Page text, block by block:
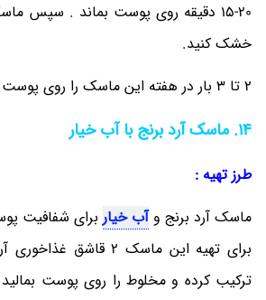
15-20 دقیقه روی پوست بماند . سپس
خشک کنید.
2 تا 3 بار در هفته این ماسک را روی پوست خود بگذارید.
14. ماسک آرد برنج با آب خیار
طرز تهیه :
ماسک آرد برنج وآب خیاربرای شفافیت
برای تهیه این ماسک 2 قاشق غذاخوری آرد برنج و آب
ترکیب کرده و مخلوط را روی پوست